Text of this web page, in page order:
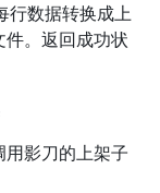
行数据转换成上
。返回成功状
影刀的上架子